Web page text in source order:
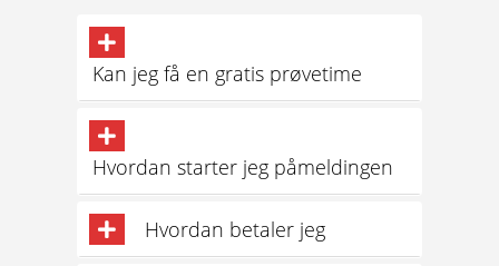
Kan jeg få en gratis prøvetime
Hvordan starter jeg påmeldingen
Hvordan betaler jeg